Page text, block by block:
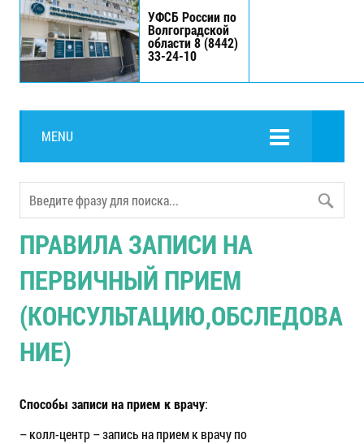
УФСБ России по
Волгоградской
области 8 (8442)
33-24-10
MENU
ПРАВИЛА ЗАПИСИ НА
ПЕРВИЧНЫЙ ПРИЕМ
(КОНСУЛЬТАЦИЮ,ОБСЛЕДОВА
НИЕ)
Способы записи на прием к врачу:
– колл-центр – запись на прием к врачу по